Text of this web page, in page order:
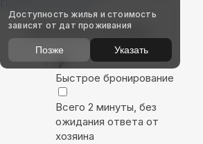
Показать на карте
Выбирайте лучшее
Быстрое бронирование
Всего 2 минуты, без
ожидания ответа от
хозяина
Доступность жилья и стоимость
зависят от дат проживания
Позже Указать